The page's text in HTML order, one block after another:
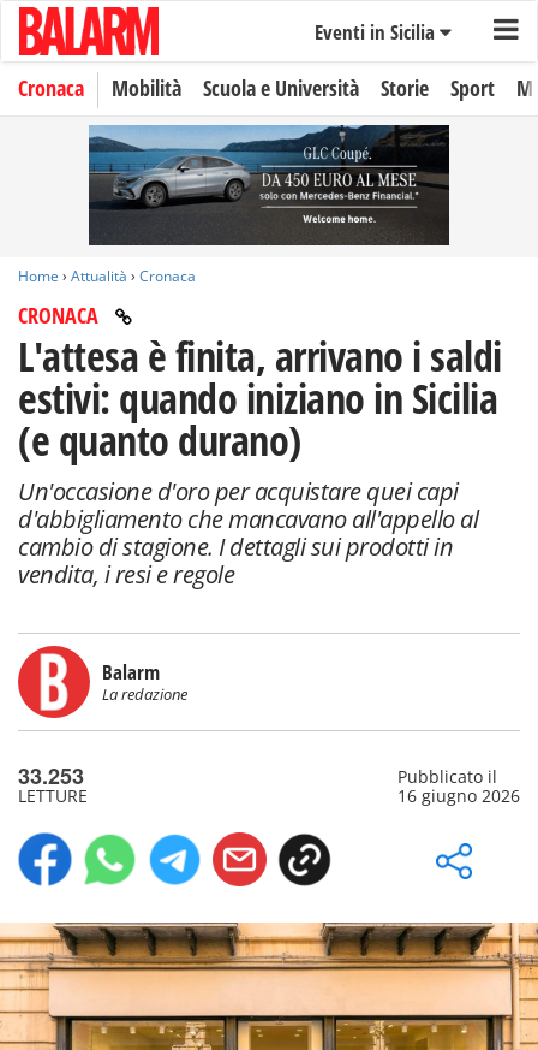
Eventi in Sicilia
Cronaca Mobilità Scuola e Università Storie Sport
Home › Attualità › Cronaca
CRONACA
L'attesa è finita, arrivano i saldi
estivi: quando iniziano in Sicilia
(e quanto durano)
Un'occasione d'oro per acquistare quei capi
d'abbigliamento che mancavano all'appello al
cambio di stagione. I dettagli sui prodotti in
vendita, i resi e regole
Balarm
La redazione
33.253
LETTURE
Pubblicato il
16 giugno 2026